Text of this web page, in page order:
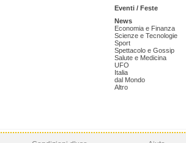
Eventi / Feste
News
Economia e Finanza
Scienze e Tecnologie
Sport
Spettacolo e Gossip
Salute e Medicina
UFO
Italia
dal Mondo
Altro